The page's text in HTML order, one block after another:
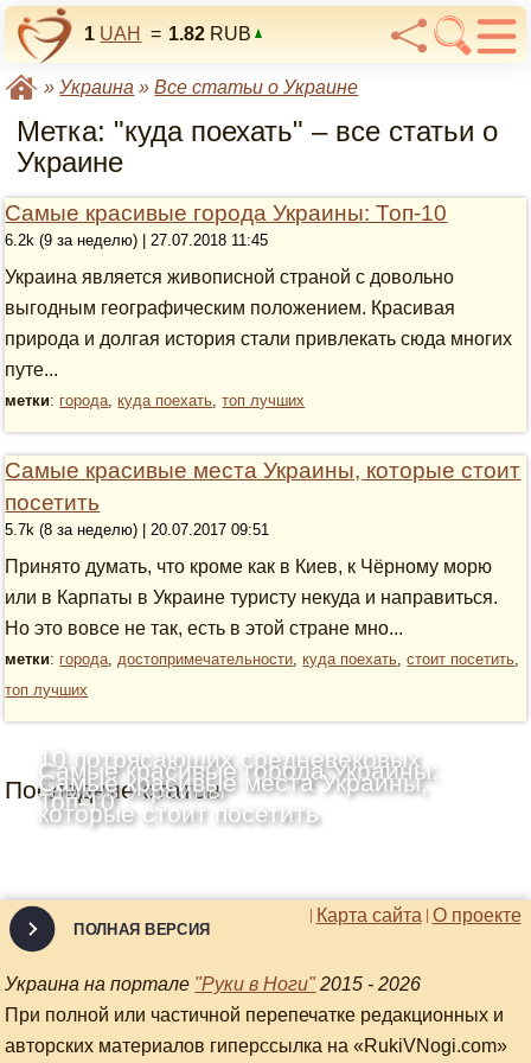
1 UAH = 1.82 RUB
»Украина »Все статьи о Украине
Метка: "куда поехать" – все статьи о
Украине
Самые красивые города Украины: Топ-10
6.2k (9 за неделю) | 27.07.2018 11:45
Украина является живописной страной с довольно
выгодным географическим положением. Красивая
природа и долгая история стали привлекать сюда многих
путе...
метки: города,куда поехать,топ лучших
Самые красивые места Украины, которые стоит
посетить
5.7k (8 за неделю) | 20.07.2017 09:51
Принято думать, что кроме как в Киев, к Чёрному морю
или в Карпаты в Украине туристу некуда и направиться.
Но это вовсе не так, есть в этой стране мно...
метки: города,достопримечательности,куда поехать,стоит посетить,
топ лучших
Последние статьи
10 потрясающих средневековых
замков Украины
Самые красивые города Украины:
Топ-10
Самые красивые места Украины,
которые стоит посетить
О проекте
Карта сайта
ПОЛНАЯ ВЕРСИЯ
Украина на портале "Руки в Ноги" 2015 - 2026
При полной или частичной перепечатке редакционных и
авторских материалов гиперссылка на «RukiVNogi.com»